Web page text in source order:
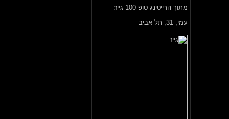
מתוך הרייטינג טופ 100 גייז:
עמי, 31, תל אביב